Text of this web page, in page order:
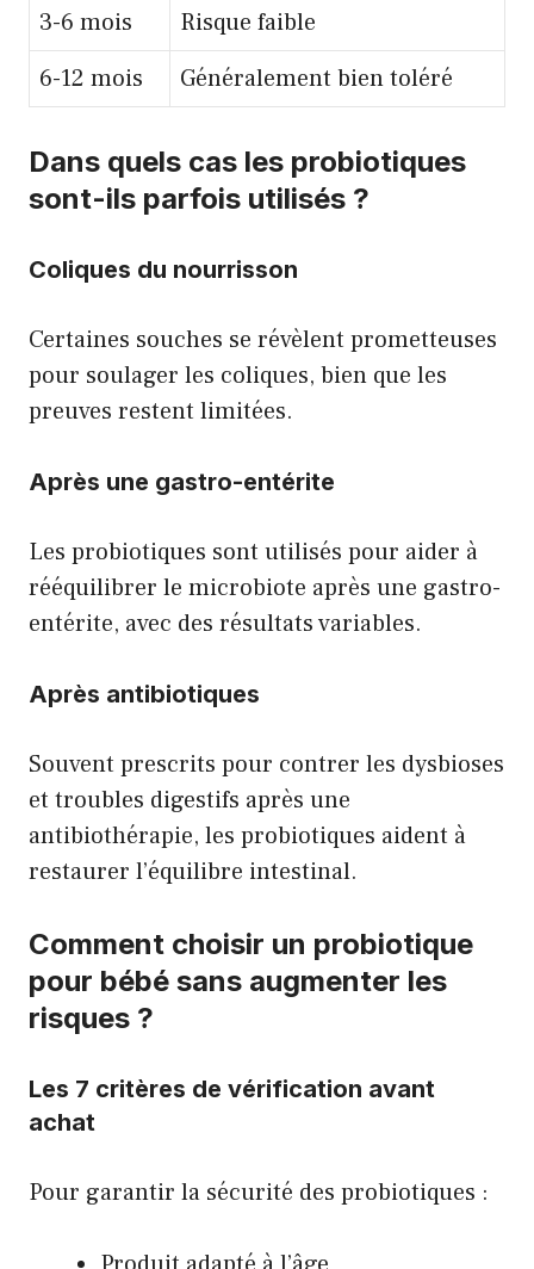
3-6 mois
Risque faible
6-12 mois
Généralement bien toléré
Dans quels cas les probiotiques
sont-ils parfois utilisés ?
Coliques du nourrisson
Certaines souches se révèlent prometteuses
pour soulager les coliques, bien que les
preuves restent limitées.
Après une gastro-entérite
Les probiotiques sont utilisés pour aider à
rééquilibrer le microbiote après une gastro-
entérite, avec des résultats variables.
Après antibiotiques
Souvent prescrits pour contrer les dysbioses
et troubles digestifs après une
antibiothérapie, les probiotiques aident à
restaurer l’équilibre intestinal.
Comment choisir un probiotique
pour bébé sans augmenter les
risques ?
Les 7 critères de vérification avant
achat
Pour garantir la sécurité des probiotiques :